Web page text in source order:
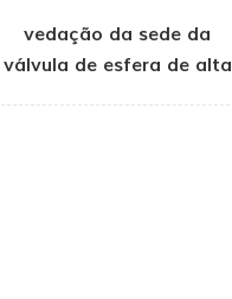
vedação da sede da
válvula de esfera de alta